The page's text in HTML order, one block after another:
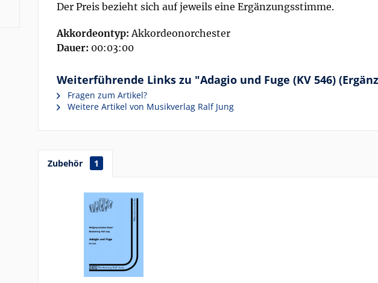
Der Preis bezieht sich auf jeweils eine Ergänzungsstimme.
Akkordeontyp: Akkordeonorchester
Dauer: 00:03:00
Weiterführende Links zu "Adagio und Fuge (KV 546)
Fragen zum Artikel?
Weitere Artikel von Musikverlag Ralf Jung
Zubehör 1